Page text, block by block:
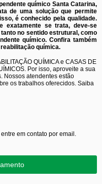
químico Santa Catarina,
de uma solução que permite
é conhecido pela qualidade.
exatamente se trata, deve-se
no sentido estrutural, como
químico. Confira também
química.
QUÍMICA e CASAS DE
Por isso, aproveite a sua
Nossos atendentes estão
os trabalhos oferecidos. Saiba
entre em contato por email.